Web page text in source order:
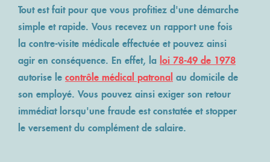
Tout est fait pour que vous profitiez d'une démarche
simple et rapide. Vous recevez un rapport une fois
la contre-visite médicale effectuée et pouvez ainsi
agir en conséquence. En effet, la loi 78-49 de 1978
autorise le contrôle médical patronal au domicile de
son employé. Vous pouvez ainsi exiger son retour
immédiat lorsqu'une fraude est constatée et stopper
le versement du complément de salaire.